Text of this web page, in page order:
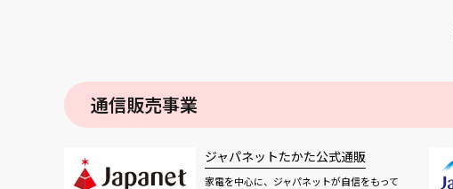
通信販売事業
ジャパネットたかた公式通販
家電を中心に、ジャパネットが自信をもって